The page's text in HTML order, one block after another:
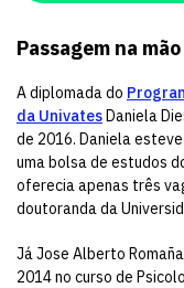
Passagem na mão
A diplomada do
da UnivatesDaniela
de 2016. Daniela
uma bolsa de estudos
oferecia apenas três
doutoranda da
Já Jose Alberto
2014 no curso de